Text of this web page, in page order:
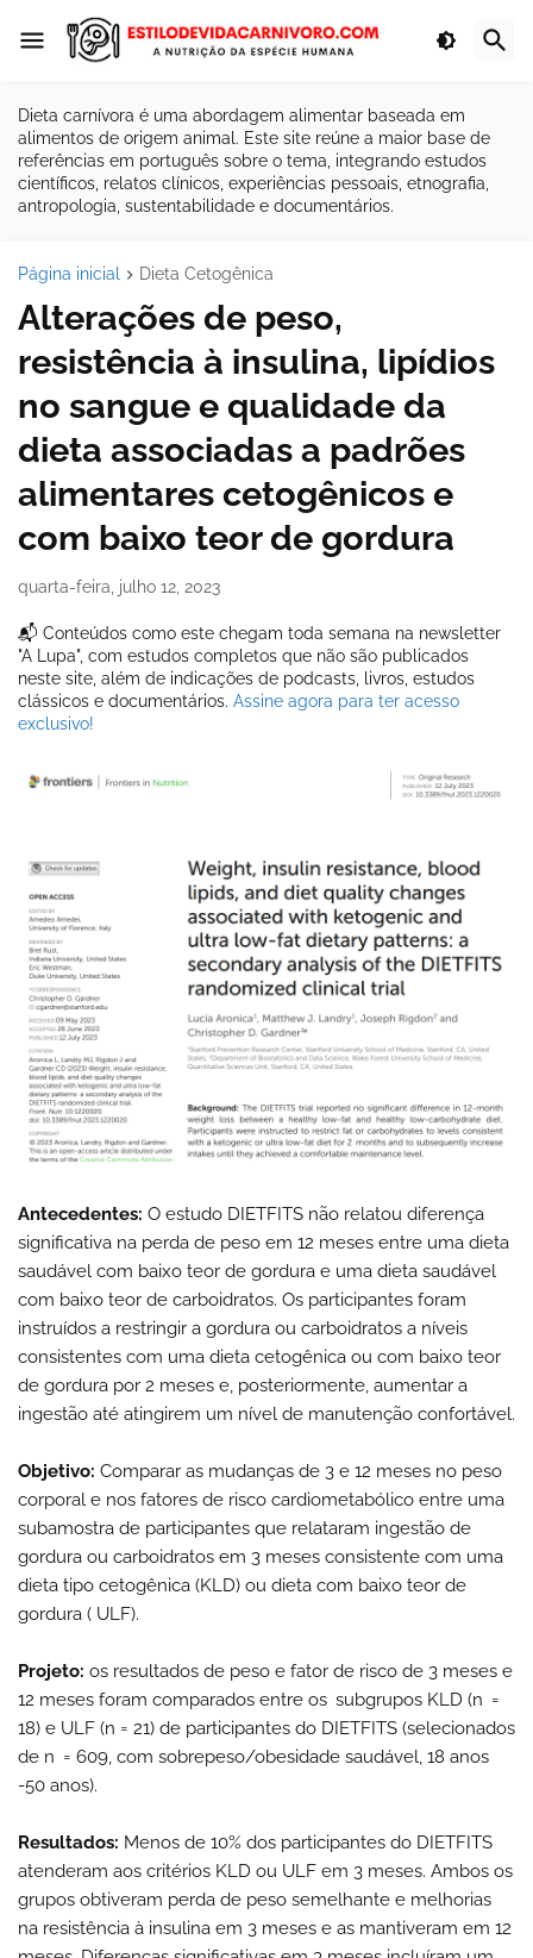
Dieta carnívora é uma abordagem alimentar baseada em
alimentos de origem animal. Este site reúne a maior base de
referências em português sobre o tema, integrando estudos
científicos, relatos clínicos, experiências pessoais, etnografia,
antropologia, sustentabilidade e documentários.
Página inicial Dieta Cetogênica
Alterações de peso,
resistência à insulina, lipídios
no sangue e qualidade da
dieta associadas a padrões
alimentares cetogênicos e
com baixo teor de gordura
quarta-feira, julho 12, 2023
📬 Conteúdos como este chegam toda semana na newsletter
"A Lupa", com estudos completos que não são publicados
neste site, além de indicações de podcasts, livros, estudos
clássicos e documentários. Assine agora para ter acesso
exclusivo!
Antecedentes: O estudo DIETFITS não relatou diferença
significativa na perda de peso em 12 meses entre uma dieta
saudável com baixo teor de gordura e uma dieta saudável
com baixo teor de carboidratos. Os participantes foram
instruídos a restringir a gordura ou carboidratos a níveis
consistentes com uma dieta cetogênica ou com baixo teor
de gordura por 2 meses e, posteriormente, aumentar a
ingestão até atingirem um nível de manutenção confortável.
Objetivo: Comparar as mudanças de 3 e 12 meses no peso
corporal e nos fatores de risco cardiometabólico entre uma
subamostra de participantes que relataram ingestão de
gordura ou carboidratos em 3 meses consistente com uma
dieta tipo cetogênica (KLD) ou dieta com baixo teor de
gordura ( ULF).
Projeto: os resultados de peso e fator de risco de 3 meses e
12 meses foram comparados entre os subgrupos KLD (n =
18) e ULF (n = 21) de participantes do DIETFITS (selecionados
de n = 609, com sobrepeso/obesidade saudável, 18 anos
-50 anos).
Resultados: Menos de 10% dos participantes do DIETFITS
atenderam aos critérios KLD ou ULF em 3 meses. Ambos os
grupos obtiveram perda de peso semelhante e melhorias
na resistência à insulina em 3 meses e as mantiveram em 12